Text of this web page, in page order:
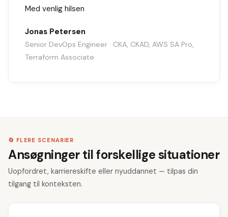
Med venlig hilsen
Jonas Petersen
Senior DevOps Engineer · CKA, CKAD, AWS SA Pro,
Terraform Associate
🔄 FLERE SCENARIER
Ansøgninger til forskellige situationer
Uopfordret, karriereskifte eller nyuddannet — tilpas din
tilgang til konteksten.